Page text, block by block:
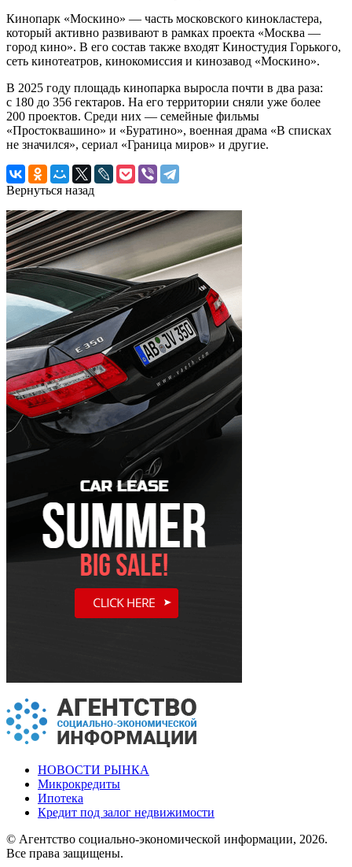
Кинопарк «Москино» — часть московского кинокластера,
который активно развивают в рамках проекта «Москва —
город кино». В его состав также входят Киностудия Горького,
сеть кинотеатров, кинокомиссия и кинозавод «Москино».
В 2025 году площадь кинопарка выросла почти в два раза:
с 180 до 356 гектаров. На его территории сняли уже более
200 проектов. Среди них — семейные фильмы
«Простоквашино» и «Буратино», военная драма «В списках
не значился», сериал «Граница миров» и другие.
Вернуться назад
НОВОСТИ РЫНКА
Микрокредиты
Ипотека
Кредит под залог недвижимости
© Агентство социально-экономической информации, 2026.
Все права защищены.